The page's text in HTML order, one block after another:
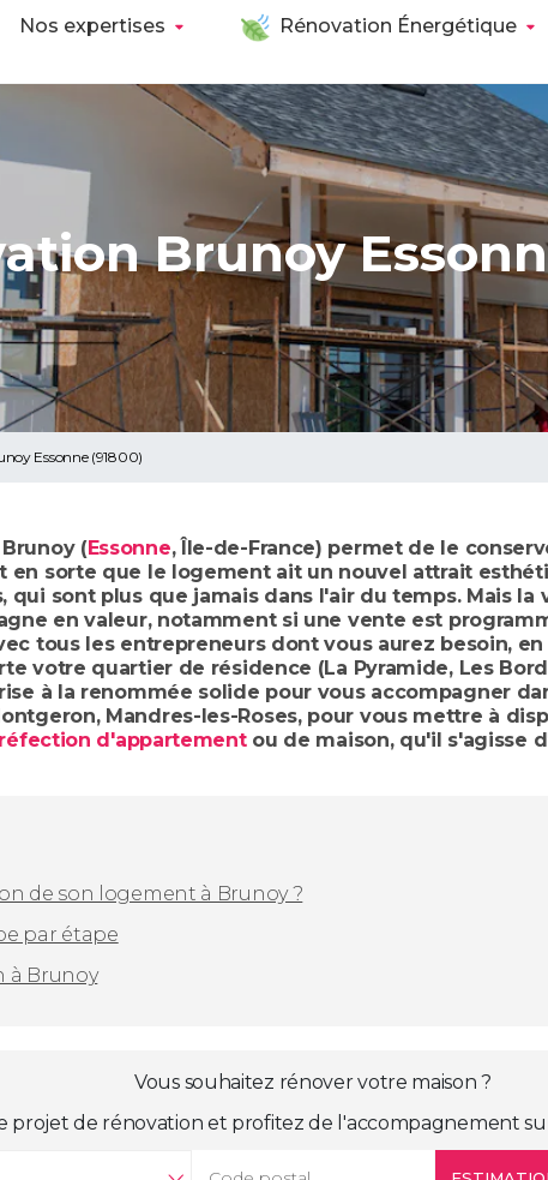
Nos expertises
Rénovation Énergétique
Brunoy
Essonne (91800)
(Essonne, Île-de-France) permet de le
sorte que le logement ait un nouvel attrait
qui sont plus que jamais dans l'air du temps. Mais
en valeur, notamment si une vente est
tous les entrepreneurs dont vous aurez besoin,
votre quartier de résidence (La Pyramide, Les
à la renommée solide pour vous accompagner
Mandres-les-Roses, pour vous mettre à
réfection d'appartementou de maison, qu'il s'agisse
de son logement à Brunoy ?
par étape
à Brunoy
Vous souhaitez rénover votre maison ?
projet de rénovation et profitez de l'accompagnement